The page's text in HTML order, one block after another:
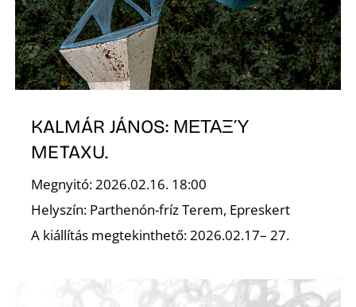
KALMÁR JÁNOS: ΜΕΤΑΞΎ
METAXU.
Megnyitó: 2026.02.16. 18:00
Helyszín: Parthenón-fríz Terem, Epreskert
A kiállítás megtekinthető: 2026.02.17– 27.